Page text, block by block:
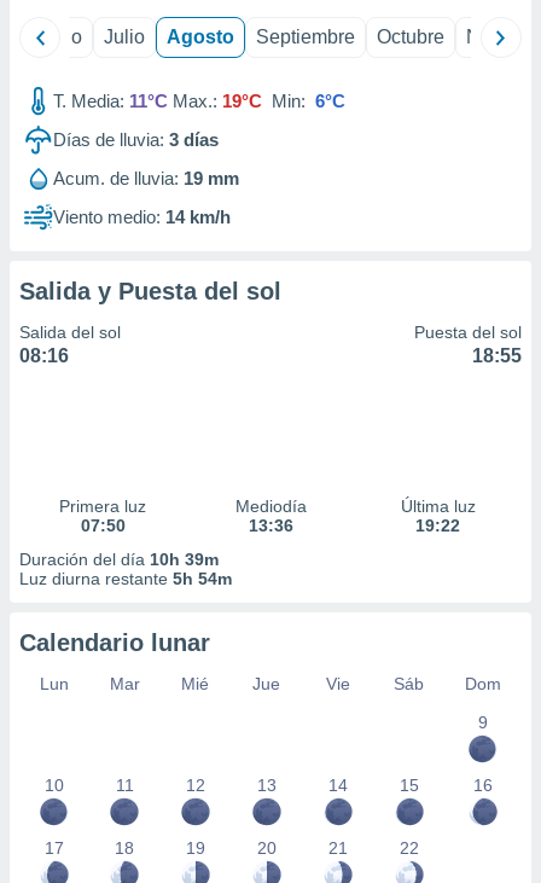
e
mediante
publicidad
de
Junio Julio Agosto Septiembre Octubre
T. Media: 11°C Max.: 19°C Min: 6°C
Días de lluvia: 3 días
Acum. de lluvia: 19 mm
Viento medio: 14 km/h
Salida y Puesta del sol
Salida del sol
08:16
Puesta del sol
18:55
Primera luz
07:50
Mediodía
13:36
Última luz
19:22
Duración del día 10h 39m
Luz diurna restante 5h 54m
Calendario lunar
Lun Mar Mié Jue Vie Sáb
Dom
9
10 11 12 13 14 15 16
17 18 19 20 21 22